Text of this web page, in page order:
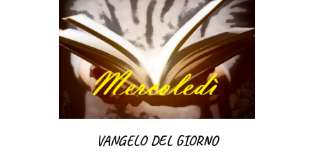
VANGELO DEL GIORNO